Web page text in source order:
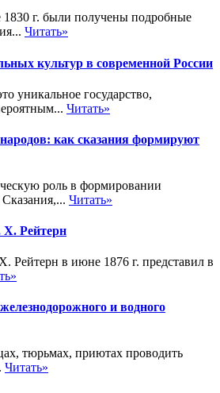
1830 г. были получены подробные
Читать»
культур в современной России
уникальное государство,
Читать»
как сказания формируют
роль в формировании
Читать»
Рейтерн
в июне 1876 г. представил в
и водного
тюрьмах, приютах проводить
Читать»